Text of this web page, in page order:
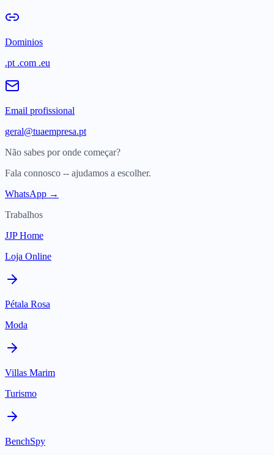
Dominios
.pt .com .eu
Email profissional
geral@tuaempresa.pt
Não sabes por onde começar?
Fala connosco -- ajudamos a escolher.
WhatsApp →
Trabalhos
JJP Home
Loja Online
Pétala Rosa
Moda
Villas Marim
Turismo
BenchSpy